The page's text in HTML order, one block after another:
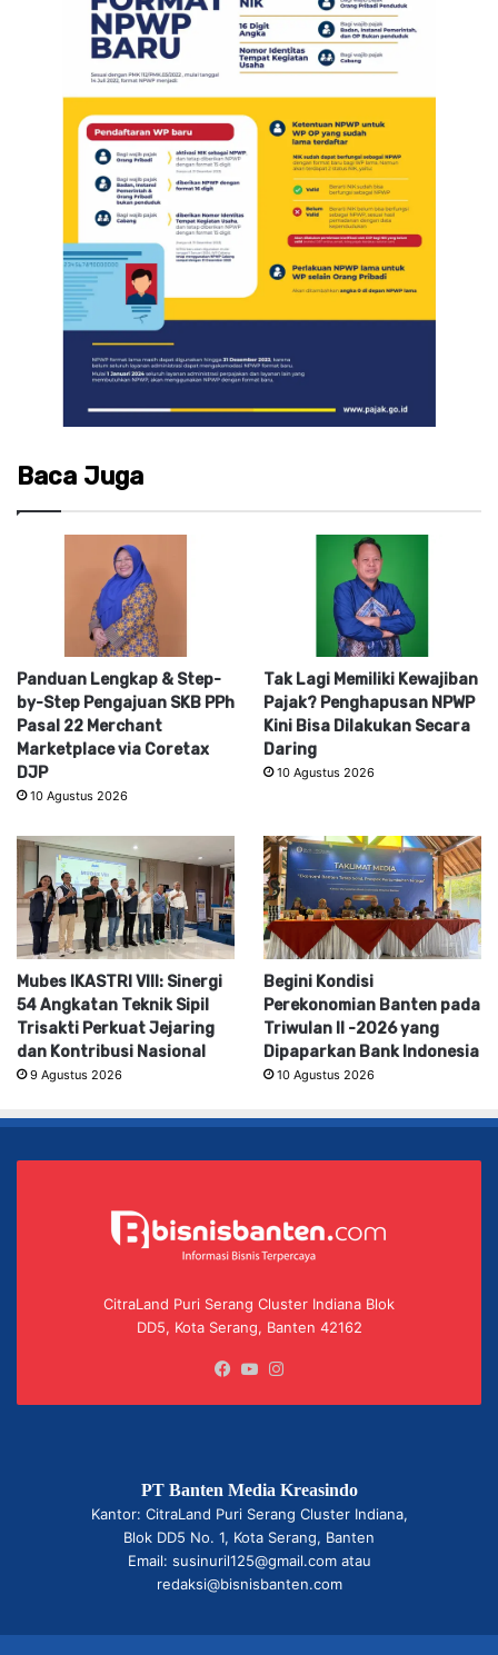
Baca Juga
Panduan Lengkap & Step-
by-Step Pengajuan SKB PPh
Pasal 22 Merchant
Marketplace via Coretax
DJP
10 Agustus 2026
Tak Lagi Memiliki Kewajiban
Pajak? Penghapusan NPWP
Kini Bisa Dilakukan Secara
Daring
10 Agustus 2026
Mubes IKASTRI VIII: Sinergi
54 Angkatan Teknik Sipil
Trisakti Perkuat Jejaring
dan Kontribusi Nasional
9 Agustus 2026
Begini Kondisi
Perekonomian Banten pada
Triwulan II -2026 yang
Dipaparkan Bank Indonesia
10 Agustus 2026
CitraLand Puri Serang Cluster Indiana Blok
DD5, Kota Serang, Banten 42162
Facebook
YouTube
PT Banten Media Kreasindo
Kantor: CitraLand Puri Serang Cluster Indiana,
Blok DD5 No. 1, Kota Serang, Banten
Email: susinuril125@gmail.com atau
redaksi@bisnisbanten.com